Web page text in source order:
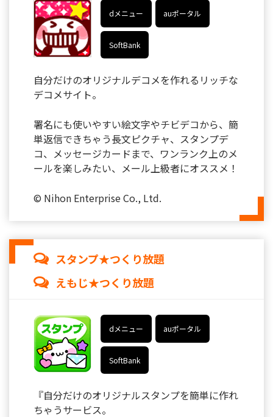
dメニュー auポータル
SoftBank
自分だけのオリジナルデコメを作れるリッチな
デコメサイト。
署名にも使いやすい絵文字やチビデコから、簡
単返信できちゃう長文ピクチャ、スタンプデ
コ、メッセージカードまで、ワンランク上のメ
ールを楽しみたい、メール上級者にオススメ！
© Nihon Enterprise Co., Ltd.
スタンプ★つくり放題
えもじ★つくり放題
dメニュー auポータル
SoftBank
『自分だけのオリジナルスタンプを簡単に作れ
ちゃうサービス。